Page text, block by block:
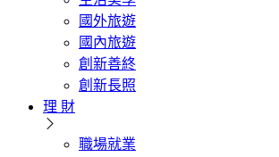
國外旅遊
國內旅遊
創新善終
創新長照
理 財
職場就業